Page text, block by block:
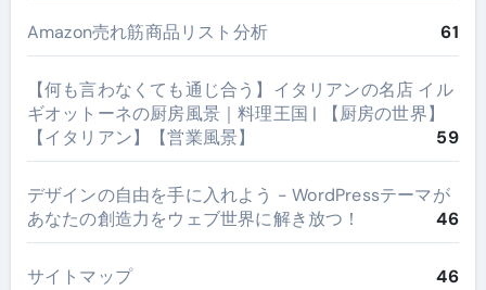
Amazon売れ筋商品リスト分析 61
【何も言わなくても通じ合う】イタリアンの名店 イル
ギオットーネの厨房風景｜料理王国 | 【厨房の世界】
【イタリアン】【営業風景】
59
デザインの自由を手に入れよう - WordPressテーマが
あなたの創造力をウェブ世界に解き放つ！
46
サイトマップ 46